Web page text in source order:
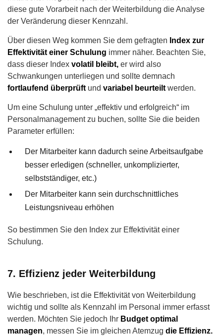
diese gute Vorarbeit nach der Weiterbildung die Analyse
der Veränderung dieser Kennzahl.
Über diesen Weg kommen Sie dem gefragten Index zur
Effektivität einer Schulung immer näher. Beachten Sie,
dass dieser Index volatil bleibt, er wird also
Schwankungen unterliegen und sollte demnach
fortlaufend überprüft und variabel beurteiltwerden.
Um eine Schulung unter „effektiv und erfolgreich“ im
Personalmanagement zu buchen, sollte Sie die beiden
Parameter erfüllen:
Der Mitarbeiter kann dadurch seine Arbeitsaufgabe
besser erledigen (schneller, unkomplizierter,
selbstständiger, etc.)
Der Mitarbeiter kann sein durchschnittliches
Leistungsniveau erhöhen
So bestimmen Sie den Index zur Effektivität einer
Schulung.
7. Effizienz jeder Weiterbildung
Wie beschrieben, ist die Effektivität von Weiterbildung
wichtig und sollte als Kennzahl im Personal immer erfasst
werden. Möchten Sie jedoch Ihr Budget optimal
managen, messen Sie im gleichen Atemzug die Effizienz.